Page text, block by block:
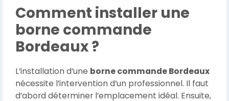
Comment installer une
borne commande
Bordeaux ?
L’installation d’une borne commande Bordeaux
nécessite l’intervention d’un professionnel. Il faut
d’abord déterminer l’emplacement idéal. Ensuite,